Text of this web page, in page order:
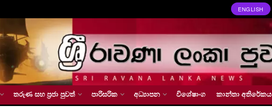
ENGLISH
තරුණ සහ ප්‍රජා පුවත් පාරිසරික අධ්‍යාපන විශේෂාංග කාන්තා අතිරේකය